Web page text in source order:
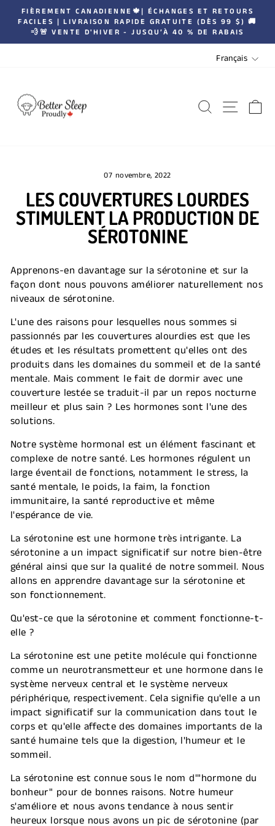
Passer
contenu
Diaporama
Pause
FIÈREMENT CANADIENNE🍁| ÉCHANGES ET RETOURS
FACILES | LIVRAISON RAPIDE GRATUITE (DÈS 99 $) 🚚
💨🚨 VENTE D'HIVER - JUSQU’À 40 % DE RABAIS
LANGUE
Français
07 novembre, 2022
LES COUVERTURES LOURDES
STIMULENT LA PRODUCTION DE
SÉROTONINE
Apprenons-en davantage sur la sérotonine et sur la
façon dont nous pouvons améliorer naturellement nos
niveaux de sérotonine.
L'une des raisons pour lesquelles nous sommes si
passionnés par les couvertures alourdies est que les
études et les résultats promettent qu'elles ont des
produits dans les domaines du sommeil et de la santé
mentale. Mais comment le fait de dormir avec une
couverture lestée se traduit-il par un repos nocturne
meilleur et plus sain ? Les hormones sont l'une des
solutions.
Notre système hormonal est un élément fascinant et
complexe de notre santé. Les hormones régulent un
large éventail de fonctions, notamment le stress, la
santé mentale, le poids, la faim, la fonction
immunitaire, la santé reproductive et même
l'espérance de vie.
La sérotonine est une hormone très intrigante. La
sérotonine a un impact significatif sur notre bien-être
général ainsi que sur la qualité de notre sommeil. Nous
allons en apprendre davantage sur la sérotonine et
son fonctionnement.
Qu'est-ce que la sérotonine et comment fonctionne-t-
elle ?
La sérotonine est une petite molécule qui fonctionne
comme un neurotransmetteur et une hormone dans le
système nerveux central et le système nerveux
périphérique, respectivement. Cela signifie qu'elle a un
impact significatif sur la communication dans tout le
corps et qu'elle affecte des domaines importants de la
santé humaine tels que la digestion, l'humeur et le
sommeil.
La sérotonine est connue sous le nom d'"hormone du
bonheur" pour de bonnes raisons. Notre humeur
s'améliore et nous avons tendance à nous sentir
heureux lorsque nous avons un pic de sérotonine (par